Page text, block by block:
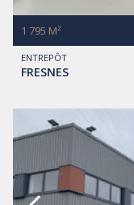
ENTREPÔT
FRESNES
1 795 M²